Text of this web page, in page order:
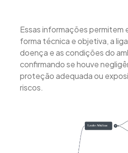
Essas informações permitem
forma técnica e objetiva, a
doença e as condições do
confirmando se houve
proteção adequada ou
riscos.